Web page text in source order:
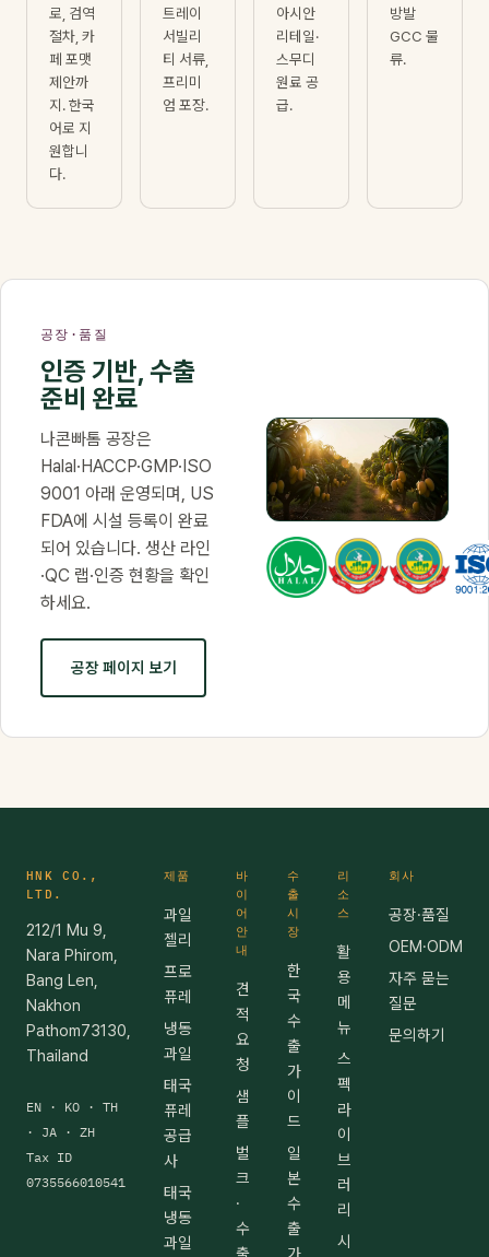
로, 검역
절차, 카
페 포맷
제안까
지. 한국
어로 지
원합니
다.
트레이
서빌리
티 서류,
프리미
엄 포장.
아시안
리테일·
스무디
원료 공
급.
방발
GCC 물
류.
공장·품질
인증 기반, 수출
준비 완료
나콘빠톰 공장은
Halal·HACCP·GMP·ISO
9001 아래 운영되며, US
FDA에 시설 등록이 완료
되어 있습니다. 생산 라인
·QC 랩·인증 현황을 확인
하세요.
공장 페이지 보기
필름 ·
0:50
HNK CO.,
LTD.
212/1 Mu 9,
Nara Phirom,
Bang Len,
Nakhon
Pathom73130,
Thailand
EN · KO · TH
· JA · ZH
Tax ID
0735566010541
제품
과일
젤리
프로
퓨레
냉동
과일
태국
퓨레
공급
사
태국
냉동
과일
바
이
어
안
내
견
적
요
청
샘
플
벌
크
·
수
출
수
출
시
장
한
국
수
출
가
이
드
일
본
수
출
가
리
소
스
활
용
메
뉴
스
펙
라
이
브
러
리
시
회사
공장·품질
OEM·ODM
자주 묻는
질문
문의하기